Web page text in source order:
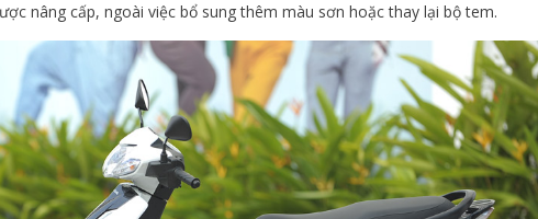
nâng cấp, ngoài việc bổ sung thêm màu sơn hoặc thay lại bộ tem.